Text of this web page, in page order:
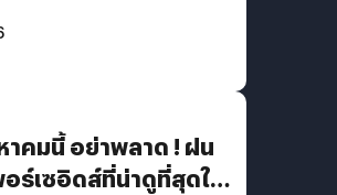
าคมนี้ อย่าพลาด ! ฝน
ร์เซอิดส์ที่น่าดูที่สุดใน